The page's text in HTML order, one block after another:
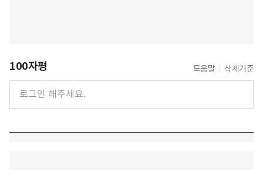
100자평 도움말 삭제기준